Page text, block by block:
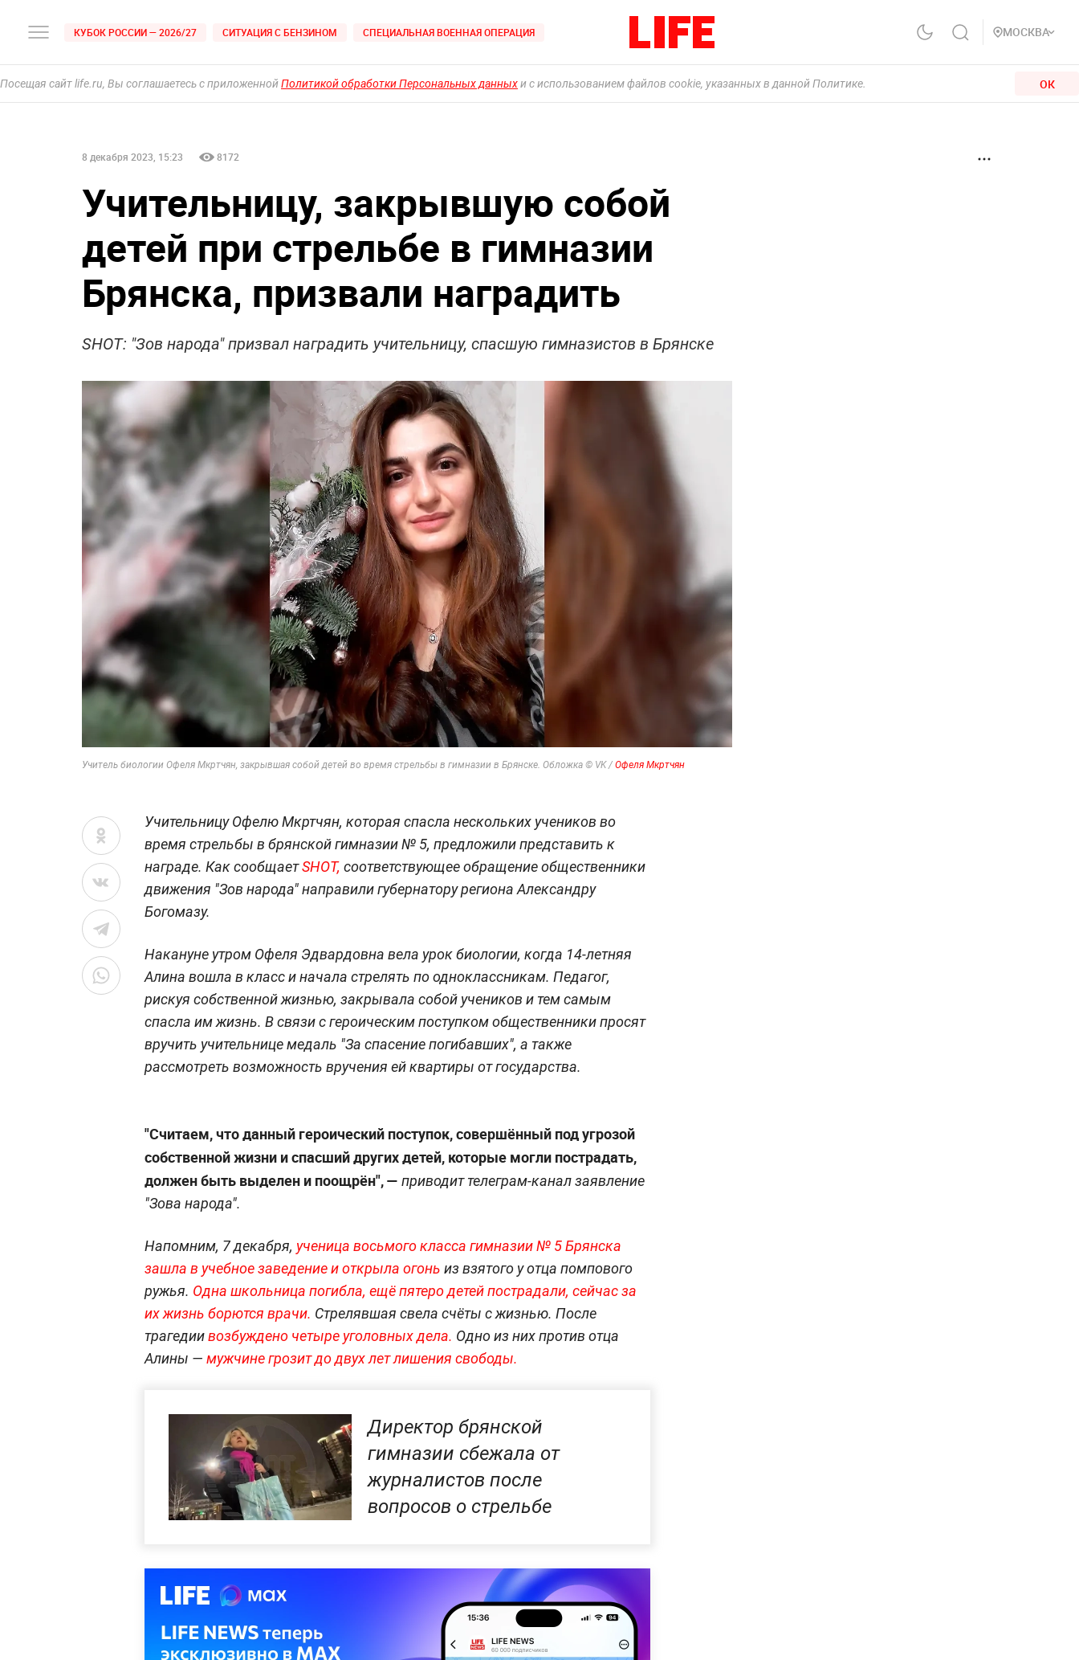
КУБОК РОССИИ — 2026/27 СИТУАЦИЯ С БЕНЗИНОМ СПЕЦИАЛЬНАЯ ВОЕННАЯ ОПЕРАЦИЯ МОСКВА
Посещая сайт life.ru, Вы соглашаетесь с приложеннойПолитикой обработки Персональных данныхи с использованием файлов cookie, указанных в данной Политике. ОК
8 декабря 2023, 15:23 8172
Учительницу, закрывшую собой
детей при стрельбе в гимназии
Брянска, призвали наградить
SHOT: "Зов народа" призвал наградить учительницу, спасшую гимназистов в Брянске
Учитель биологии Офеля Мкртчян, закрывшая собой детей во время стрельбы в гимназии в Брянске. Обложка © VK / Офеля Мкртчян
Учительницу Офелю Мкртчян, которая спасла нескольких учеников во
время стрельбы в брянской гимназии № 5, предложили представить к
награде. Как сообщаетSHOT, соответствующее обращение общественники
движения "Зов народа" направили губернатору региона Александру
Богомазу.
Накануне утром Офеля Эдвардовна вела урок биологии, когда 14-летняя
Алина вошла в класс и начала стрелять по одноклассникам. Педагог,
рискуя собственной жизнью, закрывала собой учеников и тем самым
спасла им жизнь. В связи с героическим поступком общественники просят
вручить учительнице медаль "За спасение погибавших", а также
рассмотреть возможность вручения ей квартиры от государства.
"Считаем, что данный героический поступок, совершённый под угрозой
собственной жизни и спасший других детей, которые могли пострадать,
должен быть выделен и поощрён", — приводит телеграм-канал заявление
"Зова народа".
Напомним, 7 декабря, ученица восьмого класса гимназии № 5 Брянска
зашла в учебное заведение и открыла огонь из взятого у отца помпового
ружья. Одна школьница погибла, ещё пятеро детей пострадали, сейчас за
их жизнь борются врачи. Стрелявшая свела счёты с жизнью. После
трагедиивозбуждено четыре уголовных дела. Одно из них против отца
Алины — мужчине грозит до двух лет лишения свободы.
Директор брянской
гимназии сбежала от
журналистов после
вопросов о стрельбе